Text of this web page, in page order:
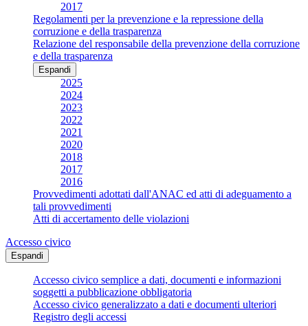
2017
Regolamenti per la prevenzione e la repressione della
corruzione e della trasparenza
Relazione del responsabile della prevenzione della corruzione
e della trasparenza
Espandi
2025
2024
2023
2022
2021
2020
2018
2017
2016
Provvedimenti adottati dall'ANAC ed atti di adeguamento a
tali provvedimenti
Atti di accertamento delle violazioni
Accesso civico
Espandi
Accesso civico semplice a dati, documenti e informazioni
soggetti a pubblicazione obbligatoria
Accesso civico generalizzato a dati e documenti ulteriori
Registro degli accessi